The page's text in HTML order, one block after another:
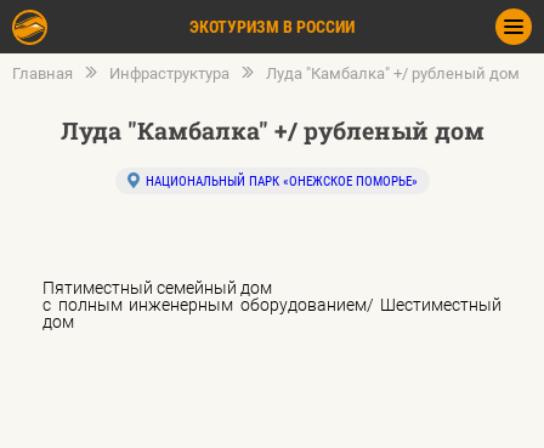
ЭКОТУРИЗМ В РОССИИ
Главная Инфраструктура Луда "Камбалка" +/ рубленый дом
Луда "Камбалка" +/ рубленый дом
НАЦИОНАЛЬНЫЙ ПАРК «ОНЕЖСКОЕ ПОМОРЬЕ»
Пятиместный семейный дом
с полным инженерным оборудованием/ Шестиместный
дом